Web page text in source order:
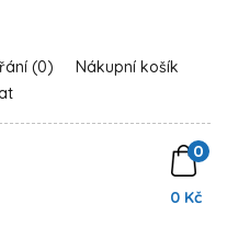
(0)
Nákupní košík
0
0 Kč